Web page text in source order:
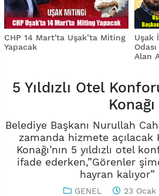
CHP 14 Mart'ta Uşak’ta Miting
Yapacak
Uşak
Alan
5 Yıldızlı Otel
Konağı
Belediye Başkanı Nurullah
zamanda hizmete açılacak
Konağı’nın 5 yıldızlı otel
ifade ederken,”Görenler
hayran kalıyor”
GENEL 23 Ocak